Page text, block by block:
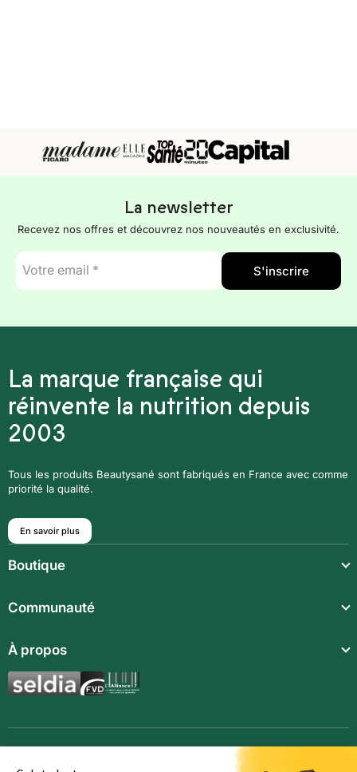
La newsletter
Recevez nos offres et découvrez nos nouveautés en exclusivité.
E-
mail
*
S'inscrire
La marque française qui
réinvente la nutrition depuis
2003
Tous les produits Beautysané sont fabriqués en France avec comme
priorité la qualité.
En savoir plus
Boutique
Compléments alimentaires
Boissons techniques
Communauté
Communauté
Magazine
À propos
Qui sommes-nous ?